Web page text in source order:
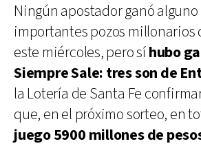
Ningún apostador ganó alguno
importantes pozos millonarios
este miércoles, pero síhubo
Siempre Sale: tres son de
la Lotería de Santa Fe
que, en el próximo sorteo, en
juego 5900 millones de